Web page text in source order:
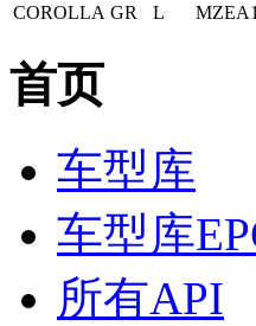
COROLLA GR L
首页
车型库
车型库
所有API